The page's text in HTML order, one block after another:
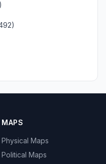
MAPS
Physical Maps
Political Maps